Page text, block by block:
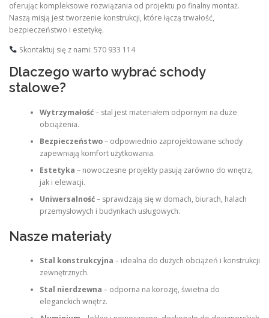
oferując kompleksowe rozwiązania od projektu po finalny montaż.
Naszą misją jest tworzenie konstrukcji, które łączą trwałość,
bezpieczeństwo i estetykę.
Skontaktuj się z nami: 570 933 114
Dlaczego warto wybrać schody
stalowe?
Wytrzymałość– stal jest materiałem odpornym na duże
obciążenia.
Bezpieczeństwo– odpowiednio zaprojektowane schody
zapewniają komfort użytkowania.
Estetyka – nowoczesne projekty pasują zarówno do wnętrz,
jak i elewacji.
Uniwersalność– sprawdzają się w domach, biurach, halach
przemysłowych i budynkach usługowych.
Nasze materiały
Stal konstrukcyjna – idealna do dużych obciążeń i konstrukcji
zewnętrznych.
Stal nierdzewna – odporna na korozję, świetna do
eleganckich wnętrz.